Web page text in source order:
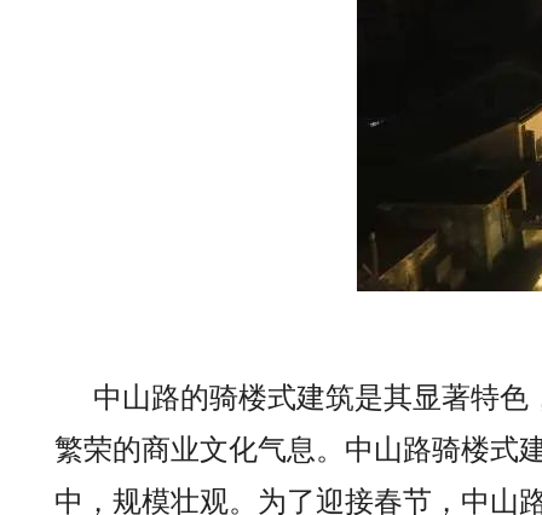
中山路的骑楼式建筑是其显著特
繁荣的商业文化气息。中山路骑楼式
中，规模壮观。为了迎接春节，中山